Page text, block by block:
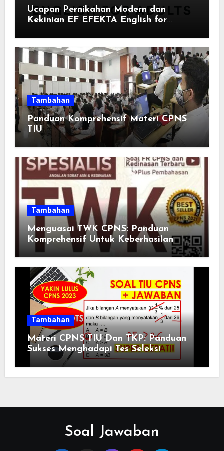
Ucapan Pernikahan Modern dan
Kekinian EF EFEKTA English for
Tambahan
Panduan Komprehensif Materi CPNS
TIU
Tambahan
Menguasai TWK CPNS: Panduan
Komprehensif Untuk Keberhasilan
Tambahan
Materi CPNS TIU Dan TKP: Panduan
Sukses Menghadapi Tes Seleksi
Soal Jawaban